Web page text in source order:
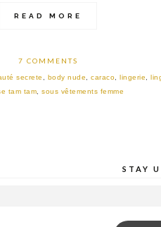
READ MORE
7 COMMENTS
secrete , body nude,caraco, lingerie,
tam tam,sous vêtements femme
STAY